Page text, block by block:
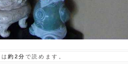
は約2分 で読めます。